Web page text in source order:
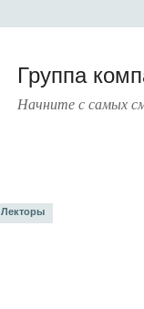
Группа
Начните с самых
Лекторы